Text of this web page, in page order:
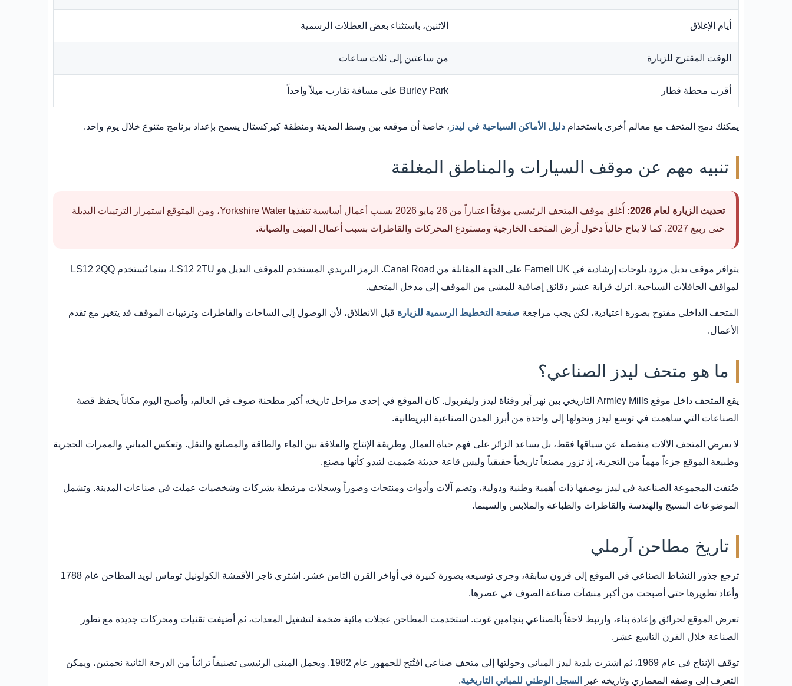
أيام الإغلاق الاثنين، باستثناء بعض العطلات الرسمية
الوقت المقترح للزيارة من ساعتين إلى ثلاث ساعات
أقرب محطة قطار Burley Park على مسافة تقارب ميلاً واحداً
يمكنك دمج المتحف مع معالم أخرى باستخدام دليل الأماكن السياحية في ليدز ، خاصة أن موقعه بين وسط المدينة ومنطقة كيركستال يسمح بإعداد برنامج متنوع خلال يوم واحد.
تنبيه مهم عن موقف السيارات والمناطق المغلقة
تحديث الزيارة لعام 2026:
أُغلق موقف المتحف الرئيسي مؤقتاً اعتباراً من 26 مايو 2026 بسبب أعمال أساسية تنفذها Yorkshire Water، ومن المتوقع استمرار الترتيبات البديلة
حتى ربيع 2027. كما لا يتاح حالياً دخول أرض المتحف الخارجية ومستودع المحركات والقاطرات بسبب أعمال المبنى والصيانة.
يتوافر موقف بديل مزود بلوحات إرشادية في Farnell UK على الجهة المقابلة من Canal Road. الرمز البريدي المستخدم للموقف البديل هو LS12 2TU، بينما يُستخدم LS12 2QQ
لمواقف الحافلات السياحية. اترك قرابة عشر دقائق إضافية للمشي من الموقف إلى مدخل المتحف.
المتحف الداخلي مفتوح بصورة اعتيادية، لكن يجب مراجعة صفحة التخطيط الرسمية للزيارة قبل الانطلاق، لأن الوصول إلى الساحات والقاطرات وترتيبات الموقف قد يتغير مع تقدم
الأعمال.
ما هو متحف ليدز الصناعي؟
يقع المتحف داخل موقع Armley Mills التاريخي بين نهر آير وقناة ليدز وليفربول. كان الموقع في إحدى مراحل تاريخه أكبر مطحنة صوف في العالم، وأصبح اليوم مكاناً يحفظ قصة
الصناعات التي ساهمت في توسع ليدز وتحولها إلى واحدة من أبرز المدن الصناعية البريطانية.
لا يعرض المتحف الآلات منفصلة عن سياقها فقط، بل يساعد الزائر على فهم حياة العمال وطريقة الإنتاج والعلاقة بين الماء والطاقة والمصانع والنقل. وتعكس المباني والممرات الحجرية
وطبيعة الموقع جزءاً مهماً من التجربة، إذ تزور مصنعاً تاريخياً حقيقياً وليس قاعة حديثة صُممت لتبدو كأنها مصنع.
صُنفت المجموعة الصناعية في ليدز بوصفها ذات أهمية وطنية ودولية، وتضم آلات وأدوات ومنتجات وصوراً وسجلات مرتبطة بشركات وشخصيات عملت في صناعات المدينة. وتشمل
الموضوعات النسيج والهندسة والقاطرات والطباعة والملابس والسينما.
تاريخ مطاحن آرملي
ترجع جذور النشاط الصناعي في الموقع إلى قرون سابقة، وجرى توسيعه بصورة كبيرة في أواخر القرن الثامن عشر. اشترى تاجر الأقمشة الكولونيل توماس لويد المطاحن عام 1788
وأعاد تطويرها حتى أصبحت من أكبر منشآت صناعة الصوف في عصرها.
تعرض الموقع لحرائق وإعادة بناء، وارتبط لاحقاً بالصناعي بنجامين غوت. استخدمت المطاحن عجلات مائية ضخمة لتشغيل المعدات، ثم أضيفت تقنيات ومحركات جديدة مع تطور
الصناعة خلال القرن التاسع عشر.
توقف الإنتاج في عام 1969، ثم اشترت بلدية ليدز المباني وحولتها إلى متحف صناعي افتُتح للجمهور عام 1982. ويحمل المبنى الرئيسي تصنيفاً تراثياً من الدرجة الثانية نجمتين، ويمكن
التعرف إلى وصفه المعماري وتاريخه عبر
السجل الوطني للمباني التاريخية.